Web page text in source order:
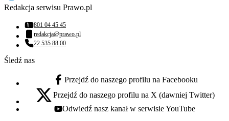
Redakcja serwisu Prawo.pl
Numer telefonu:
801 04 45 45
Adres email:
redakcja@prawo.pl
Numer telefonu:
22 535 88 00
Śledź nas
facebook - otwiera się w nowej karcie
Przejdź do naszego profilu na Facebooku
x - otwiera się w nowej karcie
Przejdź do naszego profilu na X (dawniej Twitter)
youtube - otwiera się w nowej karcie
Odwiedź nasz kanał w serwisie YouTube